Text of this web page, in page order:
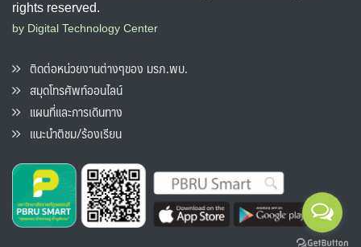
rights reserved.
by Digital Technology Center
ติดต่อหน่วยงานต่างๆของ มรภ.พบ.
สมุดโทรศัพท์ออนไลน์
แผนที่และการเดินทาง
แนะนำติชม/ร้องเรียน